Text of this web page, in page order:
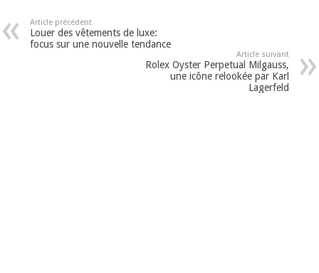
Article précédent
Louer des vêtements de luxe:
focus sur une nouvelle tendance
Article suivant
Rolex Oyster Perpetual Milgauss,
une icône relookée par Karl
Lagerfeld